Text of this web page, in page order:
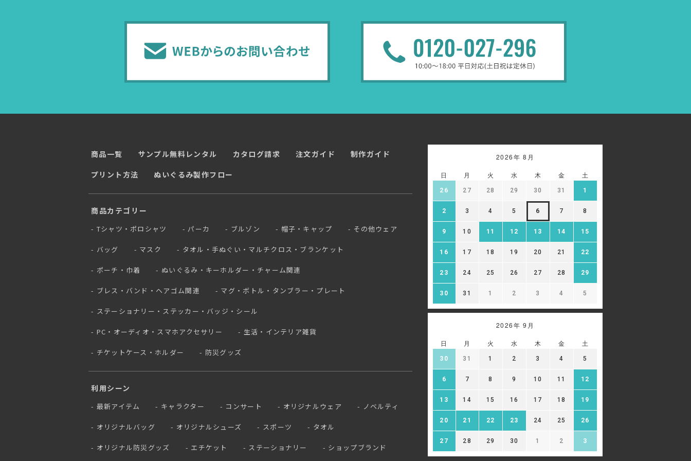
商品一覧 サンプル無料レンタル カタログ請求 注文ガイド
制作ガイド
プリント方法
ぬいぐるみ製作フロー
商品カテゴリー
Tシャツ・ポロシャツ パーカ ブルゾン 帽子・キャップ その他ウェア
バッグ マスク タオル・手ぬぐい・マルチクロス・ブランケット
ポーチ・巾着 ぬいぐるみ・キーホルダー・チャーム関連
ブレス・バンド・ヘアゴム関連 マグ・ボトル・タンブラー・プレート
ステーショナリー・ステッカー・バッジ・シール
PC・オーディオ・スマホアクセサリー 生活・インテリア雑貨
チケットケース・ホルダー 防災グッズ
利用シーン
最新アイテム キャラクター コンサート オリジナルウェア ノベルティ
オリジナルバッグ オリジナルシューズ スポーツ タオル
オリジナル防災グッズ エチケット ステーショナリー ショップブランド
2026年 8月
日 月 火 水 木 金 土
26 27 28 29 30 31 1
2 3 4 5 6 7 8
9 10 11 12 13 14 15
16 17 18 19 20 21 22
23 24 25 26 27 28 29
30 31 1 2 3 4 5
2026年 9月
日 月 火 水 木 金 土
30 31 1 2 3 4 5
6 7 8 9 10 11 12
13 14 15 16 17 18 19
20 21 22 23 24 25 26
27 28 29 30 1 2 3